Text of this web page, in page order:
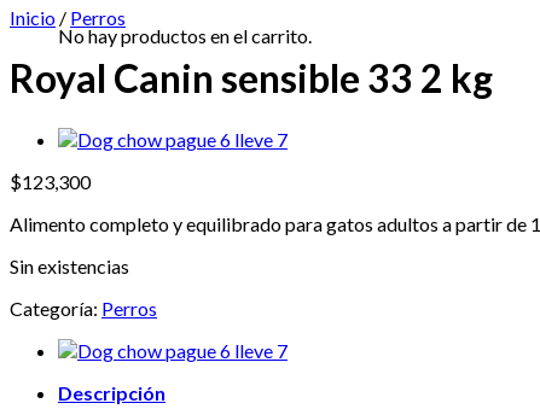
No hay productos en el carrito.
Inicio / Perros
Royal Canin sensible 33 2 kg
$123,300
Alimento completo y equilibrado para gatos adultos a partir de
Sin existencias
Categoría: Perros
Descripción